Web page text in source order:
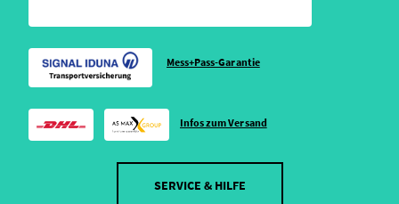
Mess+Pass-Garantie
Infos zum Versand
SERVICE & HILFE